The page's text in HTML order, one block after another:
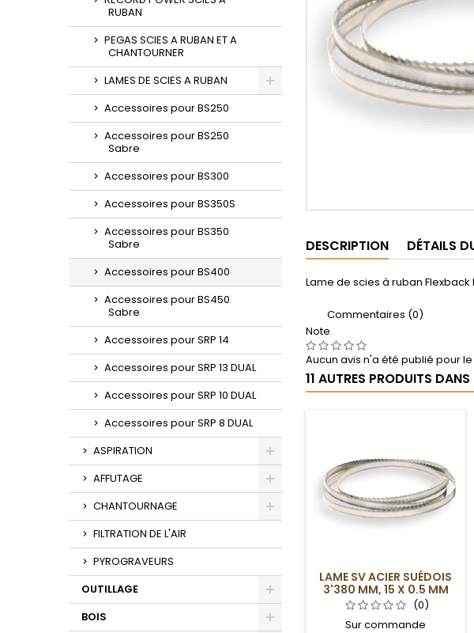
RUBAN
PEGAS SCIES A RUBAN ET A
CHANTOURNER
LAMES DE SCIES A RUBAN
Accessoires pour BS250
Accessoires pour BS250
Sabre
Accessoires pour BS300
Accessoires pour BS350S
Accessoires pour BS350
Sabre
Accessoires pour BS400
Accessoires pour BS450
Sabre
Accessoires pour SRP 14
Accessoires pour SRP 13 DUAL
Accessoires pour SRP 10 DUAL
Accessoires pour SRP 8 DUAL
ASPIRATION
Toggle
AFFUTAGE
Toggle
CHANTOURNAGE
Toggle
FILTRATION DE L'AIR
PYROGRAVEURS
OUTILLAGE
Toggle
BOIS
DESCRIPTION DÉTAILS
Lame de scies à ruban
Commentaires (0)
Note
Aucun avis n'a été publié pour
11 AUTRES PRODUITS
LAME SV ACIER SUÉDOIS
3'380 MM, 15 X 0.5 MM
(0)
Sur commande